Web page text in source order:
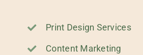
Print Design Services
Content Marketing